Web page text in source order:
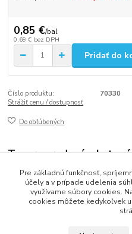
0,85 €/bal
0,69 € bez DPH
Pridať do
Číslo produktu:
70330
Strážiť cenu / dostupnosť
Do obľúbených
Tovar zaradený v
Obrúsky 1-vrstvové
Pre základnú funkčnosť,
účely a v prípade udelenia
využívame súbory cookies.
cookies môžete kedykoľvek